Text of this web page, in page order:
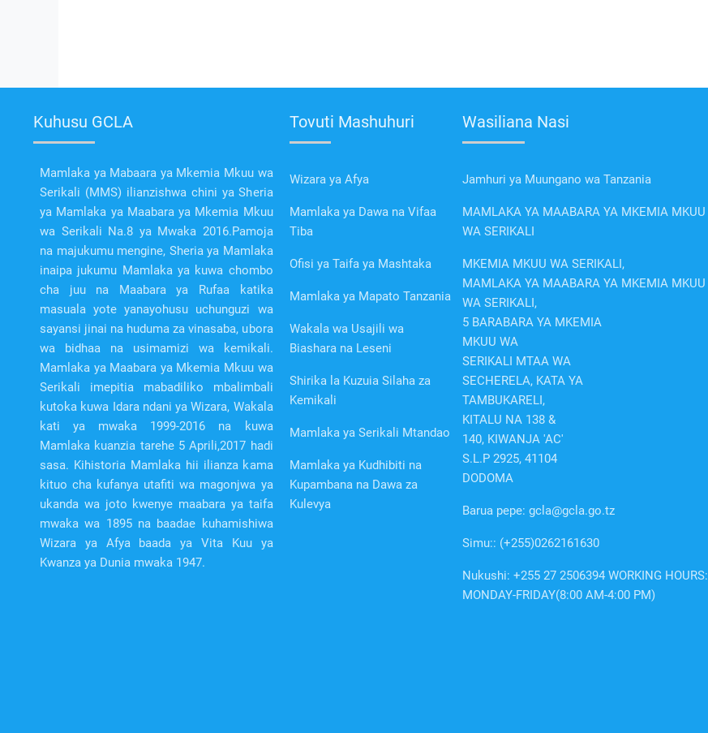
Kuhusu GCLA
Mamlaka ya Mabaara ya Mkemia Mkuu wa
Serikali (MMS) ilianzishwa chini ya Sheria
ya Mamlaka ya Maabara ya Mkemia Mkuu
wa Serikali Na.8 ya Mwaka 2016.Pamoja
na majukumu mengine, Sheria ya Mamlaka
inaipa jukumu Mamlaka ya kuwa chombo
cha juu na Maabara ya Rufaa katika
masuala yote yanayohusu uchunguzi wa
sayansi jinai na huduma za vinasaba, ubora
wa bidhaa na usimamizi wa kemikali.
Mamlaka ya Maabara ya Mkemia Mkuu wa
Serikali imepitia mabadiliko mbalimbali
kutoka kuwa Idara ndani ya Wizara, Wakala
kati ya mwaka 1999-2016 na kuwa
Mamlaka kuanzia tarehe 5 Aprili,2017 hadi
sasa. Kihistoria Mamlaka hii ilianza kama
kituo cha kufanya utafiti wa magonjwa ya
ukanda wa joto kwenye maabara ya taifa
mwaka wa 1895 na baadae kuhamishiwa
Wizara ya Afya baada ya Vita Kuu ya
Kwanza ya Dunia mwaka 1947.
Tovuti Mashuhuri
Wizara ya Afya
Mamlaka ya Dawa na Vifaa
Tiba
Ofisi ya Taifa ya Mashtaka
Mamlaka ya Mapato Tanzania
Wakala wa Usajili wa
Biashara na Leseni
Shirika la Kuzuia Silaha za
Kemikali
Mamlaka ya Serikali Mtandao
Mamlaka ya Kudhibiti na
Kupambana na Dawa za
Kulevya
Wasiliana Nasi
Jamhuri ya Muungano wa Tanzania
MAMLAKA YA MAABARA YA MKEMIA MKUU
WA SERIKALI
MKEMIA MKUU WA SERIKALI,
MAMLAKA YA MAABARA YA MKEMIA MKUU
WA SERIKALI,
5 BARABARA YA MKEMIA
MKUU WA
SERIKALI MTAA WA
SECHERELA, KATA YA
TAMBUKARELI,
KITALU NA 138 &
140, KIWANJA 'AC'
S.L.P 2925, 41104
DODOMA
Barua pepe: gcla@gcla.go.tz
Simu:: (+255)0262161630
Nukushi: +255 27 2506394 WORKING HOURS:
MONDAY-FRIDAY(8:00 AM-4:00 PM)